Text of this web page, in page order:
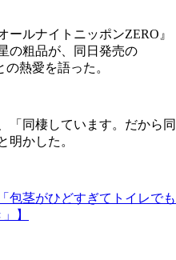
ルナイトニッポンZERO』
の粗品が、同日発売の
熱愛を語った。
同棲しています。だから同
明かした。
包茎がひどすぎてトイレでも
】